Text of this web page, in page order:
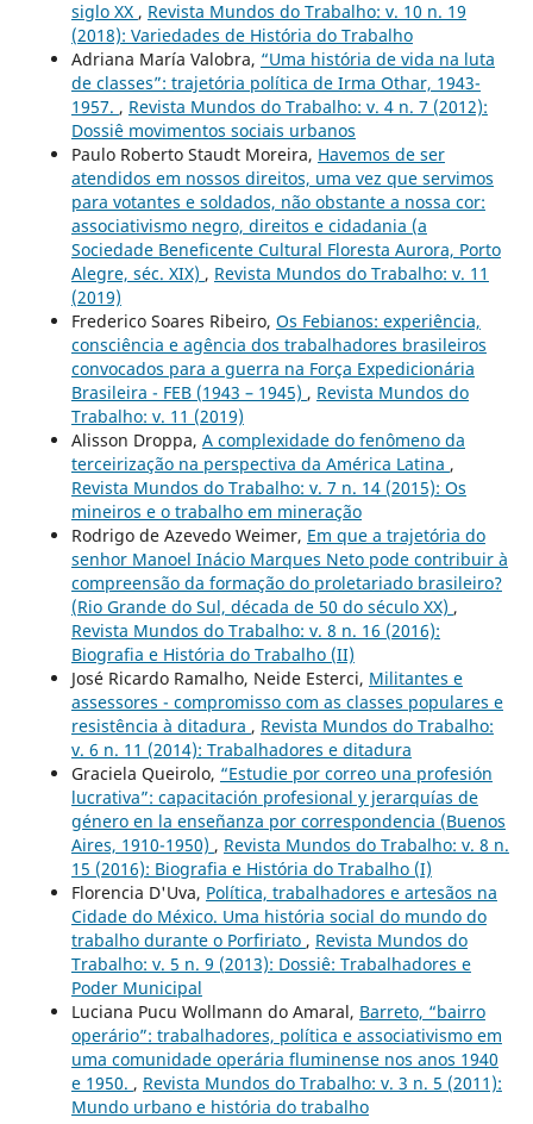
siglo XX , Revista Mundos do Trabalho: v. 10 n. 19
(2018): Variedades de História do Trabalho
Adriana María Valobra, “Uma história de vida na luta
de classes”: trajetória política de Irma Othar, 1943-
1957. , Revista Mundos do Trabalho: v. 4 n. 7 (2012):
Dossiê movimentos sociais urbanos
Paulo Roberto Staudt Moreira, Havemos de ser
atendidos em nossos direitos, uma vez que servimos
para votantes e soldados, não obstante a nossa cor:
associativismo negro, direitos e cidadania (a
Sociedade Beneficente Cultural Floresta Aurora, Porto
Alegre, séc. XIX) , Revista Mundos do Trabalho: v. 11
(2019)
Frederico Soares Ribeiro, Os Febianos: experiência,
consciência e agência dos trabalhadores brasileiros
convocados para a guerra na Força Expedicionária
Brasileira - FEB (1943 – 1945) , Revista Mundos do
Trabalho: v. 11 (2019)
Alisson Droppa, A complexidade do fenômeno da
terceirização na perspectiva da América Latina ,
Revista Mundos do Trabalho: v. 7 n. 14 (2015): Os
mineiros e o trabalho em mineração
Rodrigo de Azevedo Weimer, Em que a trajetória do
senhor Manoel Inácio Marques Neto pode contribuir à
compreensão da formação do proletariado brasileiro?
(Rio Grande do Sul, década de 50 do século XX) ,
Revista Mundos do Trabalho: v. 8 n. 16 (2016):
Biografia e História do Trabalho (II)
José Ricardo Ramalho, Neide Esterci, Militantes e
assessores - compromisso com as classes populares e
resistência à ditadura , Revista Mundos do Trabalho:
v. 6 n. 11 (2014): Trabalhadores e ditadura
Graciela Queirolo, “Estudie por correo una profesión
lucrativa”: capacitación profesional y jerarquías de
género en la enseñanza por correspondencia (Buenos
Aires, 1910-1950) , Revista Mundos do Trabalho: v. 8 n.
15 (2016): Biografia e História do Trabalho (I)
Florencia D'Uva, Política, trabalhadores e artesãos na
Cidade do México. Uma história social do mundo do
trabalho durante o Porfiriato , Revista Mundos do
Trabalho: v. 5 n. 9 (2013): Dossiê: Trabalhadores e
Poder Municipal
Luciana Pucu Wollmann do Amaral, Barreto, “bairro
operário”: trabalhadores, política e associativismo em
uma comunidade operária fluminense nos anos 1940
e 1950. , Revista Mundos do Trabalho: v. 3 n. 5 (2011):
Mundo urbano e história do trabalho